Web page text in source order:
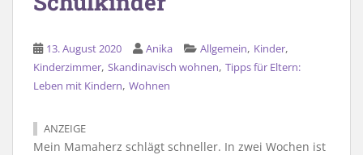
13. August 2020 Anika Allgemein, Kinder,
Kinderzimmer, Skandinavisch wohnen, Tipps für Eltern:
Leben mit Kindern, Wohnen
ANZEIGE
Mein Mamaherz schlägt schneller. In zwei Wochen ist